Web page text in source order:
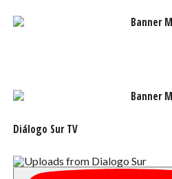
Diálogo Sur TV